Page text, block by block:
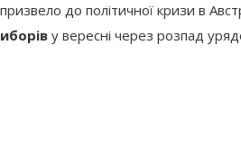
до політичної кризи в
у вересні через розпад